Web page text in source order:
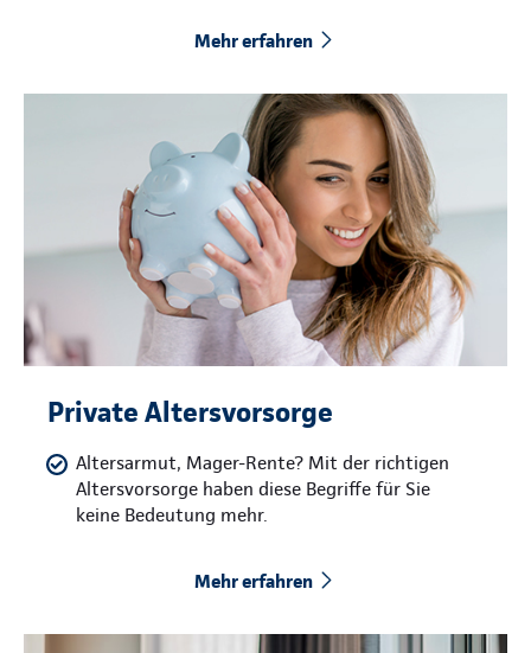
Mehr erfahren
Private Altersvorsorge
Altersarmut, Mager-Rente? Mit der richtigen
Altersvorsorge haben diese Begriffe für Sie
keine Bedeutung mehr.
Mehr erfahren